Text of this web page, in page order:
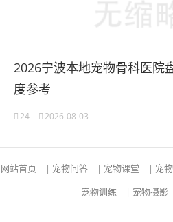
2026宁波本地宠物骨科医院
度参考
24 2026-08-03
网站首页 | 宠物问答 | 宠物课堂 | 宠
宠物训练
| 宠物摄影